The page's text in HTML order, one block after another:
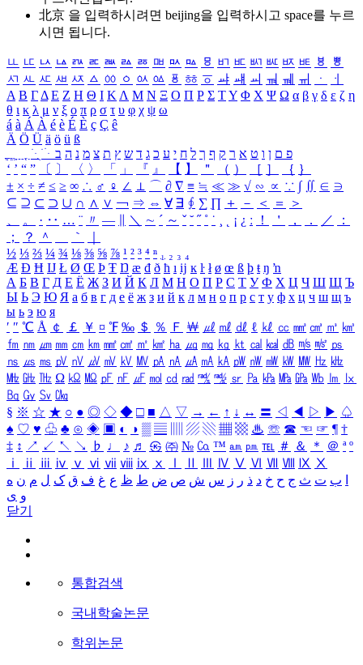
北京 을 입력하시려면 beijing을 입력하시고 space를 누르
시면 됩니다.
ㅥ ㅦ ㅧ ㅨ ㅩ ㅪ ㅫ ㅬ ㅭ ㅮ ㅯ ㅰ ㅱ ㅲ ㅳ ㅴ ㅵ ㅶ ㅷ ㅸ
ㅹ
ㅺ ㅻ ㅼ ㅽ ㅾ ㅿ ㆀ ㆁ ㆂ ㆃ ㆄ ㆅ ㆆ ㆇ ㆈ ㆉ ㆊ ㆋ ㆌ ㆍ
ㆎ
Α Β ΓΔ Ε Ζ Η Θ Ι ΚΛ Μ Ν Ξ Ο Π Ρ Σ ΤΥ Φ Χ Ψ Ω α β γ δ ε ζ η
θ ι κ λ μ ν ξ ο π ρ σ τ υ φ χ ψ ω
á à Á À é è É È ç Ç ê
Ä Ö Ü ä ö ü ß
ִֶֹ ֻּ ׁׂ פ ם ן ו ט א ר ק ף ך ל ח י ע כ ג ד ש ץ ת צ מ נ ה ב
‘ ’ “ ” 〔 〕 〈 〉 「 」 『 』 【 】 ＂ （ ） ［ ］ ｛ ｝
± × ÷ ≠ ≤ ≥ ∞ ∴ ♂ ♀ ∠ ⊥ ⌒ ∂ ∇ ≡ ≒ ≪ ≫ √ ∽ ∝ ∵ ∫ ∬ ∈ ∋
⊆ ⊇ ⊂ ⊃ ∪ ∩ ∧ ∨ ￢ ⇒ ⇔ ∀ ∃ ∮ ∑ ∏ ＋ － ＜ ＝
＞
、
。 · ‥ … ¨ 〃 ― ＼ ∼ ´ ～ ˇ ˘ ˝ ˚ ˙ ¸ ¡ ¿ ː ！ ＇ ， ． ／
：
；
？ ＾ ｀
½ ⅓ ⅔ ¼ ¾ ⅛ ⅜ ⅝ ⅞ ¹ ² ³ ⁴ ⁿ ₁ ₂ ₃ ₄
Æ Ð Ħ Ĳ Ł Ø Œ Þ Ŧ Ŋ æ đ ð ħ ı ĳ ĸ ŀ ł ø œ ß þ ŧ ŋ ŉ
А Б В Г Д Е Ё Ж З И Й К Л М Н О П Р С Т У Ф Х Ц Ч Ш Щ Ъ
Ы Ь Э Ю Я а б в г д е ё ж з и й к л м н о п р с т у ф х ц ч ш щ ъ
ы ь э ю я
′ ″ ℃ Å ￠ ￡ ￥ ¤ ℉ ‰ ＄ ％ Ｆ ￦ ㎕ ㎖ ㎗ ℓ ㎘ ㏄ ㎣ ㎤ ㎥ ㎦
㎙ ㎚ ㎛ ㎜ ㎝ ㎞ ㎟ ㎠ ㎡ ㎢ ㏊ ㎍ ㎎ ㎏ ㏏ ㎈ ㎉ ㏈ ㎧ ㎨ ㎰
㎱ ㎲ ㎳ ㎴ ㎵ ㎶ ㎷ ㎸ ㎹ ㎀ ㎁ ㎂ ㎃ ㎄ ㎺ ㎻ ㎽ ㎾ ㎿ ㎐ ㎑
㎒ ㎓ ㎔ Ω ㏀ ㏁ ㎊ ㎋ ㎌ ㏖ ㏅ ㎭ ㎮ ㎯ ㏛ ㎩ ㎪ ㎫ ㎬ ㏝ ㏐
㏓
㏃ ㏉ ㏜ ㏆
§ ※ ☆ ★ ○ ● ◎ ◇ ◆ □ ■ △ ▽ → ← ↑ ↓ ↔ 〓 ◁ ◀ ▷ ▶ ♤
♠ ♡ ♥ ♧ ♣ ⊙ ◈ ▣ ◐ ◑ ▒ ▤ ▨ ▧ ▦ ▩ ♨ ☏ ☎ ☜ ☞ ¶ †
‡ ↕ ↗ ↙ ↖ ↘ ♭ ♩ ♪ ♬ ㉿ ㈜ № ㏇ ™ ㏂ ㏘ ℡ ＃ ＆ ＊ ＠ ª º
ⅰ
ⅱ ⅲ ⅳ ⅴ ⅵ ⅶ ⅷ ⅸ ⅹ Ⅳ Ⅴ Ⅵ Ⅶ Ⅷ Ⅸ Ⅹ
ب ت ث ج ح خ د ذ ر ز س ش ص ض ط ظ ع غ ف ق ک ل م ن ه
و ی
닫기
통합검색
국내학술논문
학위논문